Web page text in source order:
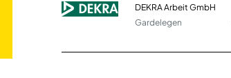
DEKRA Arbeit GmbH
Gardelegen